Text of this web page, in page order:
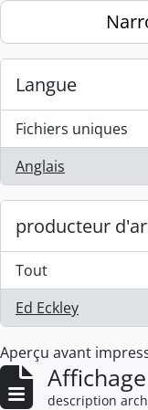
Skip to main content
Langue
Fichiers uniques
, 1 résultats
Anglais
, 1 résultats
producteur
Tout
Ed Eckley
, 1 résultats
Aperçu avant
description